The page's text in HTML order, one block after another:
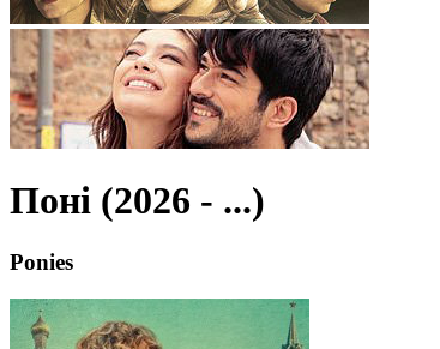
Поні (2026 - ...)
Ponies